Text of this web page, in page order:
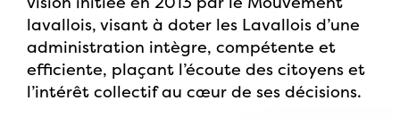
lavallois, visant à doter les Lavallois d’une
administration intègre, compétente et
efficiente, plaçant l’écoute des citoyens et
l’intérêt collectif au cœur de ses décisions.